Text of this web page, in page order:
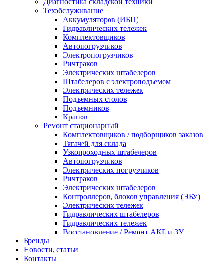
Диагностика складской техники
Техобслуживание
Аккумуляторов (ИБП)
Гидравлических тележек
Комплектовщиков
Автопогрузчиков
Электропогрузчиков
Ричтраков
Электрических штабелеров
Штабелеров с электроподъемом
Электрических тележек
Подъемных столов
Подъемников
Кранов
Ремонт стационарный
Комплектовщиков / подборщиков заказов
Тягачей для склада
Узкопроходных штабелеров
Автопогрузчиков
Электрических погрузчиков
Ричтраков
Электрических штабелеров
Контроллеров, блоков управления (ЭБУ)
Электрических тележек
Гидравлических штабелеров
Гидравлических тележек
Восстановление / Ремонт АКБ и ЗУ
Бренды
Новости, статьи
Контакты